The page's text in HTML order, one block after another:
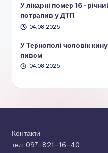
У лікарні помер 16-
потрапив у ДТП
04.08.2026
У Тернополі чоловік
пивом
04.08.2026
Контакти
тел. 097-821-16-40